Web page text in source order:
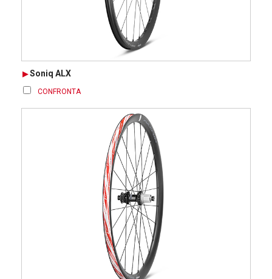
Soniq ALX
CONFRONTA